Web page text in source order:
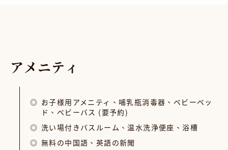
アメ ニティ
お子様用アメニティ、哺乳瓶消毒器、ベビーベッ
ド、ベビーバス (要予約)
洗い場付きバスルーム、温水洗浄便座、浴槽
無料の中国語、英語の新聞